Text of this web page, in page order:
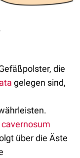
die
gelegen sind,
cavernosum
über die Äste